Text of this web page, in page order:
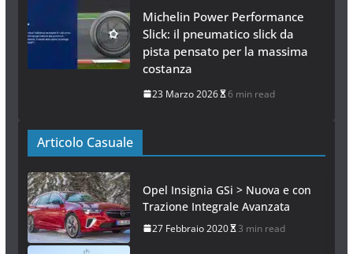
Michelin Power Performance
Slick: il pneumatico slick da
pista pensato per la massima
costanza
23 Marzo 2026 6 min read
Articolo Casuale
Opel Insignia GSi > Nuova e con
Trazione Integrale Avanzata
27 Febbraio 2020 3 min read